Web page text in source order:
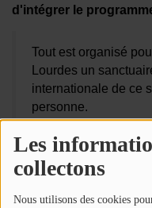
Les
collectons
Nous utilisons des cookies
d'intégrer le
Tout est organisé
Lourdes un
internationale de ce
personne.